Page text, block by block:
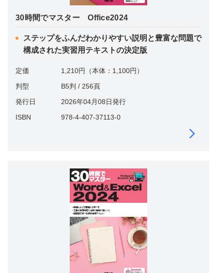
30時間でマスター Office2024
ステップをふんだわかりやすい説明と豊富な問題で
構成された実習用テキストの決定版
定価
1,210円（本体：1,100円）
判型
B5判 / 256頁
発行日
2026年04月08日発行
ISBN
978-4-407-37113-0